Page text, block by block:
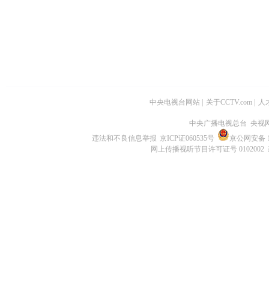
中央电视台网站 关于CCTV.com 人
中央广播电视总台 央视
违法和不良信息举报 京ICP证060535号
京公网安备
网上传播视听节目许可证号 0102002